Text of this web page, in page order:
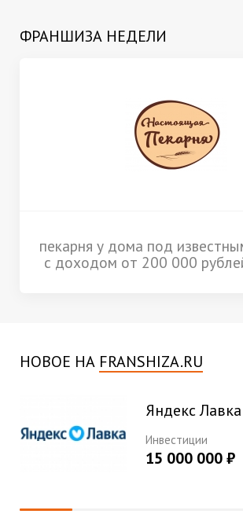
ФРАНШИЗА НЕДЕЛИ
пекарня у дома под
с доходом от 200 000
НОВОЕ НА FRANSHIZA.RU
Яндекс Лавка
Инвестиции
15 000 000 ₽